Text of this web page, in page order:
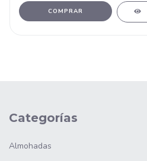
COMPRAR
Categorías
Almohadas